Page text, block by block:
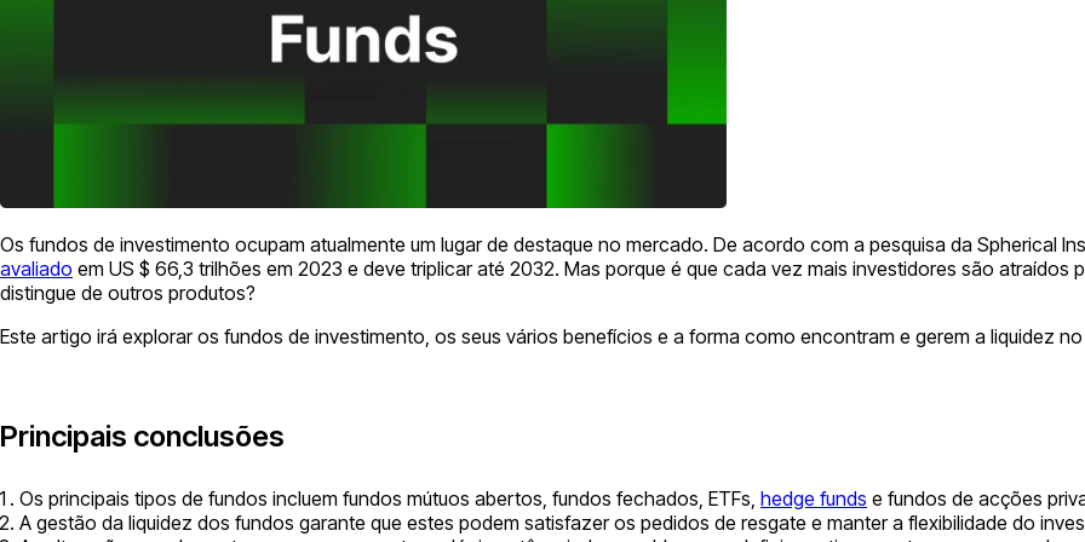
Os fundos de investimento ocupam atualmente um lugar de destaque no mercado. De acordo com a pesquisa da Spherical
avaliado em US $ 66,3 trilhões em 2023 e deve triplicar até 2032. Mas porque é que cada vez mais investidores são atraídos
distingue de outros produtos?
Este artigo irá explorar os fundos de investimento, os seus vários benefícios e a forma como encontram e gerem a liquidez
Principais conclusões
Os principais tipos de fundos incluem fundos mútuos abertos, fundos fechados, ETFs, hedge funds e fundos de acções
A gestão da liquidez dos fundos garante que estes podem satisfazer os pedidos de resgate e manter a flexibilidade do